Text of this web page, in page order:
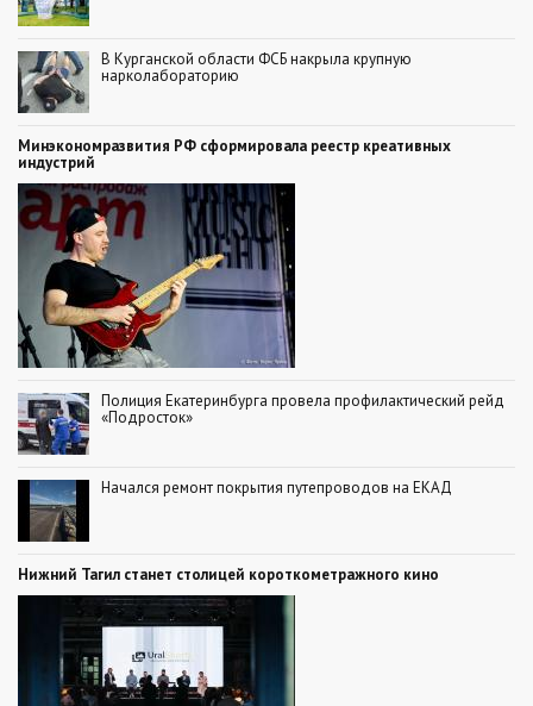
В Курганской области ФСБ накрыла крупную
нарколабораторию
Минэкономразвития РФ сформировала реестр креативных
индустрий
Полиция Екатеринбурга провела профилактический рейд
«Подросток»
Начался ремонт покрытия путепроводов на ЕКАД
Нижний Тагил станет столицей короткометражного кино